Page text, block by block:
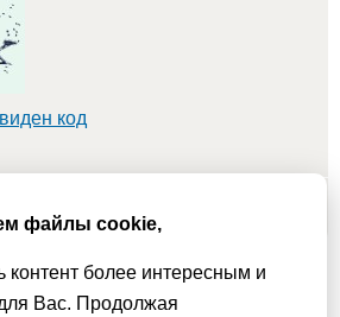
код
файлы для функционирования сайта. Если
файлы cookie,
контент более интересным и
Вас. Продолжая